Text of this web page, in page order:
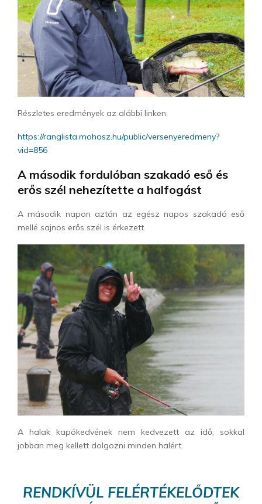
Részletes eredmények az alábbi linken:
https://ranglista.mohosz.hu/public/versenyeredmeny?
vid=856
A második fordulóban szakadó eső és
erős szél nehezítette a halfogást
A második napon aztán az egész napos szakadó eső
mellé sajnos erős szél is érkezett.
A halak kapókedvének nem kedvezett az idő, sokkal
jobban meg kellett dolgozni minden halért.
RENDKÍVÜL FELÉRTÉKELŐDTEK